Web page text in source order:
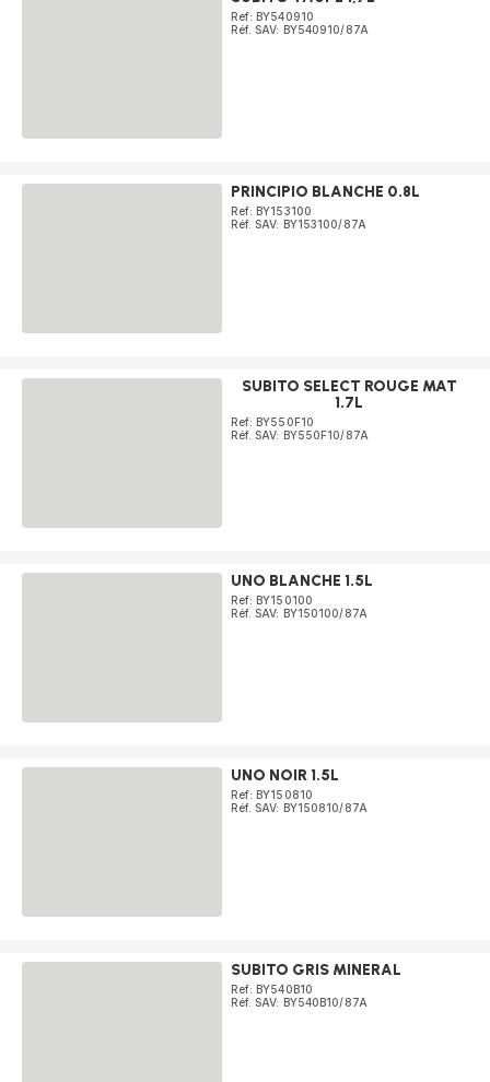
Ref: BY540910
Réf. SAV: BY540910/87A
PRINCIPIO BLANCHE 0.8L
Ref: BY153100
Réf. SAV: BY153100/87A
SUBITO SELECT ROUGE MAT
1.7L
Ref: BY550F10
Réf. SAV: BY550F10/87A
UNO BLANCHE 1.5L
Ref: BY150100
Réf. SAV: BY150100/87A
UNO NOIR 1.5L
Ref: BY150810
Réf. SAV: BY150810/87A
SUBITO GRIS MINERAL
Ref: BY540B10
Réf. SAV: BY540B10/87A